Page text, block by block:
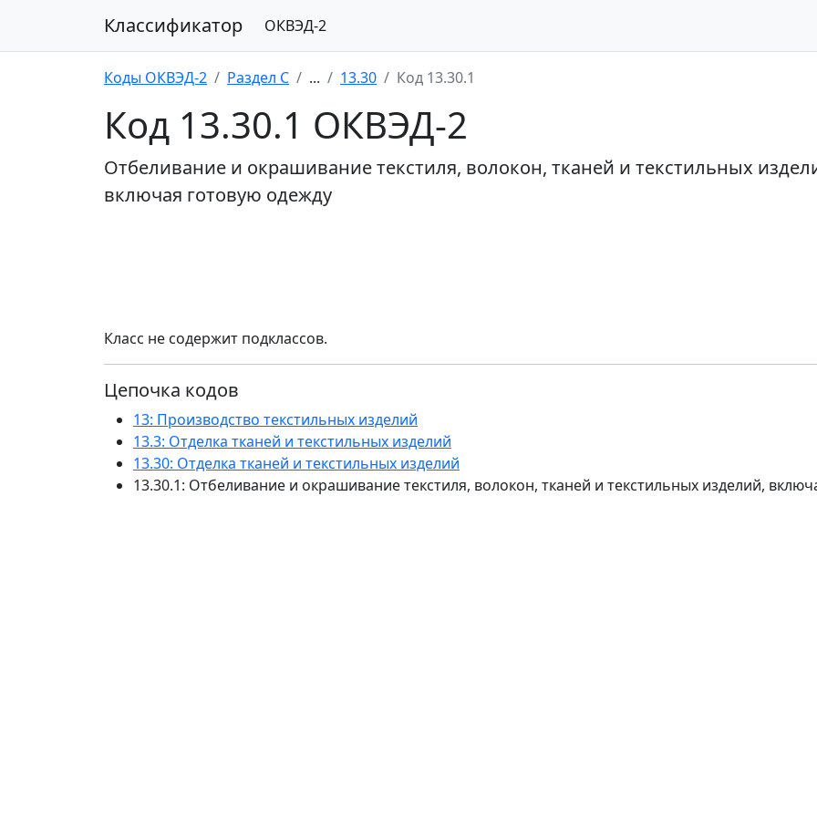
Классификатор ОКВЭД-2
Коды ОКВЭД-2 Раздел C ... 13.30 Код 13.30.1
Код 13.30.1 ОКВЭД-2
Отбеливание и окрашивание текстиля, волокон, тканей и текстильных
включая готовую одежду
Класс не содержит подклассов.
Цепочка кодов
13: Производство текстильных изделий
13.3: Отделка тканей и текстильных изделий
13.30: Отделка тканей и текстильных изделий
13.30.1: Отбеливание и окрашивание текстиля, волокон, тканей и текстильных изделий,